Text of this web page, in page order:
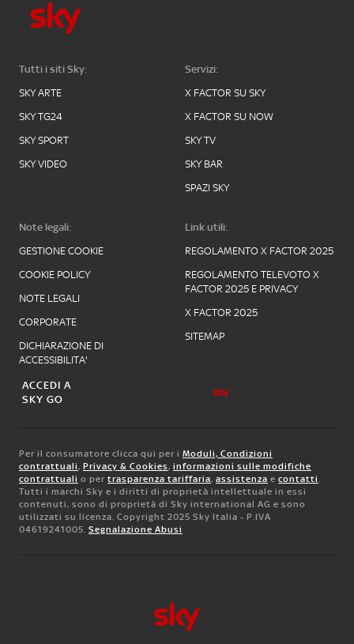
Tutti i siti Sky:
SKY ARTE
SKY TG24
SKY SPORT
SKY VIDEO
Servizi:
X FACTOR SU SKY
X FACTOR SU NOW
SKY TV
SKY BAR
SPAZI SKY
Note legali:
GESTIONE COOKIE
COOKIE POLICY
NOTE LEGALI
CORPORATE
DICHIARAZIONE DI
ACCESSIBILITA'
Link utili:
REGOLAMENTO X FACTOR 2025
REGOLAMENTO TELEVOTO X
FACTOR 2025 E PRIVACY
X FACTOR 2025
SITEMAP
ACCEDI A
SKY GO
Per il consumatore clicca qui per i Moduli, Condizioni
contrattuali, Privacy & Cookies, informazioni sulle modifiche
contrattuali o per trasparenza tariffaria, assistenza e contatti.
Tutti i marchi Sky e i diritti di proprietà intellettuale in essi
contenuti, sono di proprietà di Sky international AG e sono
utilizzati su licenza. Copyright 2025 Sky Italia - P.IVA
04619241005. Segnalazione Abusi